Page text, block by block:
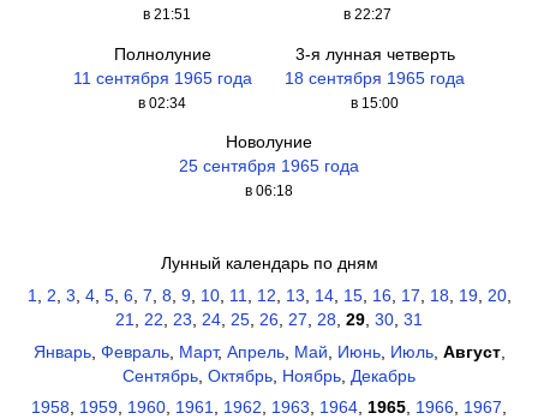
в 21:51 в 22:27
Полнолуние
11 сентября 1965 года
в 02:34
3-я лунная четверть
18 сентября 1965 года
в 15:00
Новолуние
25 сентября 1965 года
в 06:18
Лунный календарь по дням
1
2 3 4, 5, 6, 7 8 9, 10, 11 12 13 14, 15, 16, 17 18 19, 20,
21
22 23 24 25 26 27 28 29 30 31
Январь, Февраль, Март, Апрель, Май Июнь, Июль, Август,
Сентябрь Октябрь Ноябрь Декабрь
1958, 1959, 1960, 1961, 1962, 1963, 1964, 1965, 1966, 1967,